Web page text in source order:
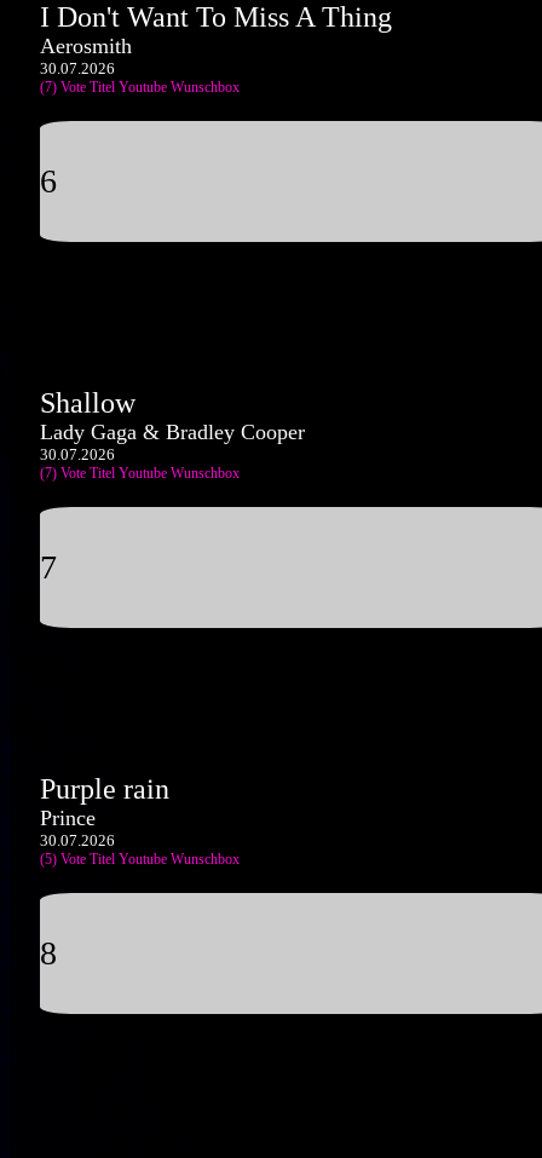
I Don't Want To Miss A Thing
Aerosmith
30.07.2026
(7) Vote Titel Youtube Wunschbox
6
Shallow
Lady Gaga & Bradley Cooper
30.07.2026
(7) Vote Titel Youtube Wunschbox
7
Purple rain
Prince
30.07.2026
(5) Vote Titel Youtube Wunschbox
8